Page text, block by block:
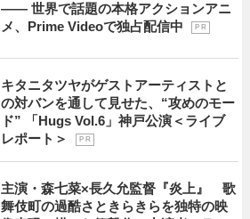
―― 世界で話題の本格アクションアニ
メ、Prime Videoで独占配信中
P R
キタニタツヤがゲストアーティストと
の対バンを通して見せた、“攻めのモー
ド” 「Hugs Vol.6」神戸公演＜ライブ
レポート＞
P R
主演・森七菜×長久允監督『炎上』 歌
舞伎町の過酷さときらきらを独特の映